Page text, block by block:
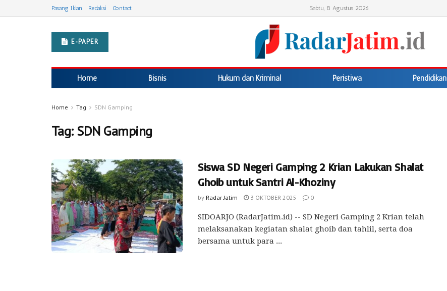
Pasang Iklan Redaksi Contact Sabtu, 8 Agustus 2026
E-PAPER
Home Bisnis Hukum dan Kriminal Peristiwa Pendidikan
Home Tag SDN Gamping
Tag: SDN Gamping
Siswa SD Negeri Gamping 2 Krian Lakukan Shalat
Ghoib untuk Santri Al-Khoziny
by Radar Jatim 3 OKTOBER 2025 0
SIDOARJO (RadarJatim.id) -- SD Negeri Gamping 2 Krian telah
melaksanakan kegiatan shalat ghoib dan tahlil, serta doa
bersama untuk para ...